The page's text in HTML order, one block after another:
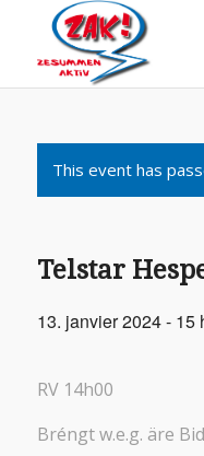
This event has
Telstar
13. janvier 2024 - 15
RV 14h00
Bréngt w.e.g. äre